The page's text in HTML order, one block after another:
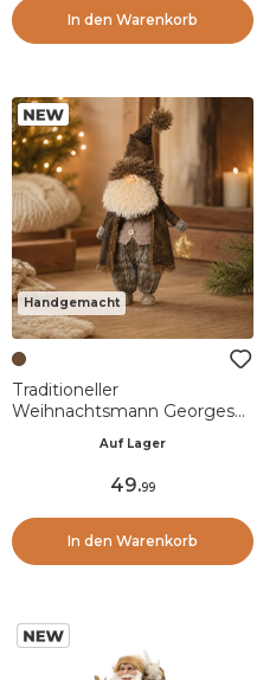
In den Warenkorb
Handgemacht
Traditioneller
Weihnachtsmann Georges
Auf Lager
49.99
In den Warenkorb